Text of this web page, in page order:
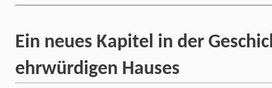
Ein neues Kapitel in der
ehrwürdigen Hauses